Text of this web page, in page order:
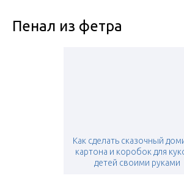
Пенал из фетра
Как сделать сказочный
картона и коробок для
детей своими руками